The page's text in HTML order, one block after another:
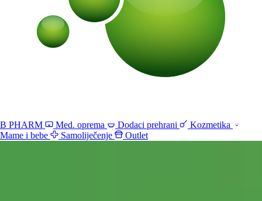
B PHARM Med. oprema Dodaci prehrani
Kozmetika
Mame i bebe
Samoliječenje Outlet